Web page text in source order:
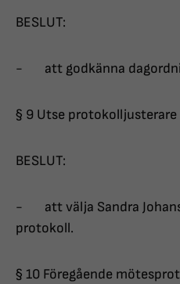
BESLUT:
- att godkänna
§ 9 Utse protokolljusterare
BESLUT:
- att välja Sandra
protokoll.
§ 10 Föregående